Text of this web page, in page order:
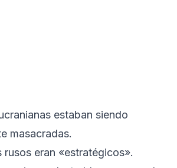
estaban siendo
masacradas.
rusos eran «estratégicos».